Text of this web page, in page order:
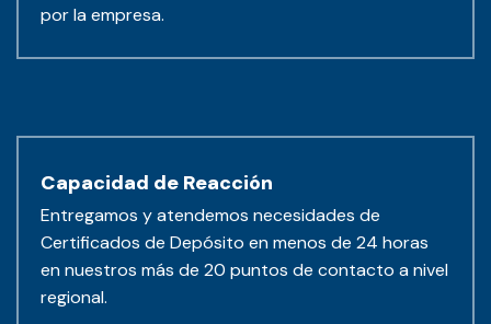
por la empresa.
Capacidad de Reacción
Entregamos y atendemos necesidades de
Certificados de Depósito en menos de 24 horas
en nuestros más de 20 puntos de contacto a nivel
regional.